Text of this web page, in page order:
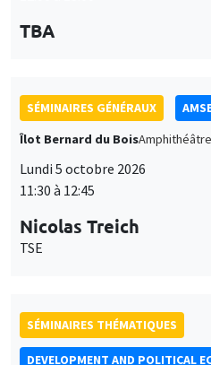
TBA
SÉMINAIRES GÉNÉRAUX
Îlot Bernard du BoisAmphithéâtre
Lundi 5 octobre 2026
11:30 à 12:45
Nicolas Treich
TSE
SÉMINAIRES THÉMATIQUES
DEVELOPMENT AND POLITICAL